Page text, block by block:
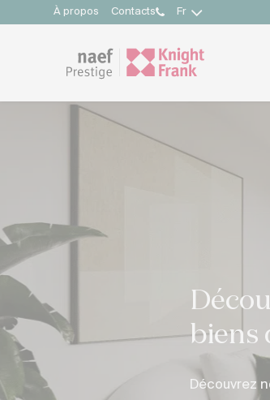
À propos Contacts Fr
biens
Découvrez